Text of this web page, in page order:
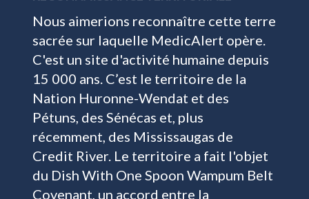
Nous aimerions reconnaître cette terre
sacrée sur laquelle MedicAlert opère.
C'est un site d'activité humaine depuis
15 000 ans. C’est le territoire de la
Nation Huronne-Wendat et des
Pétuns, des Sénécas et, plus
récemment, des Mississaugas de
Credit River. Le territoire a fait l'objet
du Dish With One Spoon Wampum Belt
Covenant, un accord entre la